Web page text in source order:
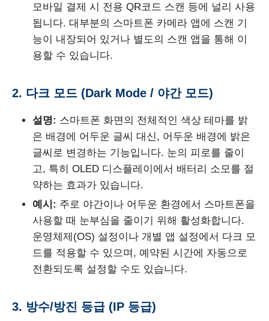
모바일 결제 시 전용 QR코드 스캔 등에 널리 사용
됩니다. 대부분의 스마트폰 카메라 앱에 스캔 기
능이 내장되어 있거나 별도의 스캔 앱을 통해 이
용할 수 있습니다.
2. 다크 모드 (Dark Mode / 야간 모드)
설명: 스마트폰 화면의 전체적인 색상 테마를 밝
은 배경에 어두운 글씨 대신, 어두운 배경에 밝은
글씨로 변경하는 기능입니다. 눈의 피로를 줄이
고, 특히 OLED 디스플레이에서 배터리 소모를 절
약하는 효과가 있습니다.
예시: 주로 야간이나 어두운 환경에서 스마트폰을
사용할 때 눈부심을 줄이기 위해 활성화합니다.
운영체제(OS) 설정이나 개별 앱 설정에서 다크 모
드를 적용할 수 있으며, 예약된 시간에 자동으로
전환되도록 설정할 수도 있습니다.
3. 방수/방진 등급 (IP 등급)